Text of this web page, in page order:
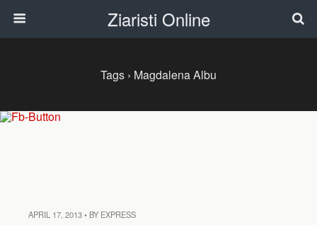
Ziaristi Online
Tags › Magdalena Albu
APRIL 17, 2013 • BY EXPRESS